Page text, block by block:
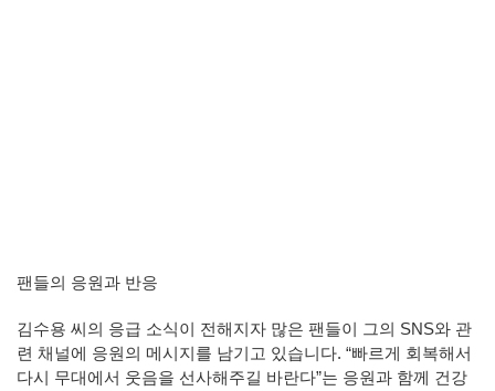
팬들의 응원과 반응
김수용 씨의 응급 소식이 전해지자 많은 팬들이 그의 SNS와 관
련 채널에 응원의 메시지를 남기고 있습니다. “빠르게 회복해서
다시 무대에서 웃음을 선사해주길 바란다”는 응원과 함께 건강